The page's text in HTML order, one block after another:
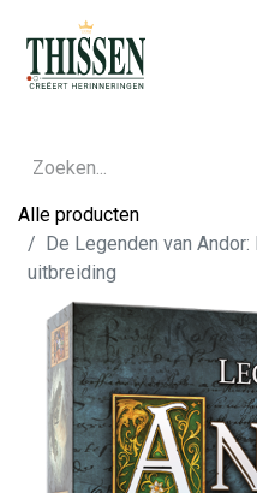
Alle producten
De Legenden van
uitbreiding